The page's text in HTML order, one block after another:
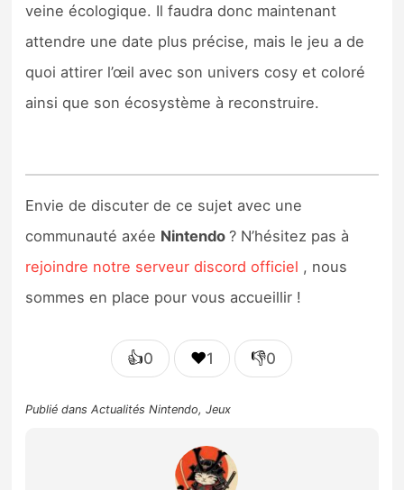
veine écologique. Il faudra donc maintenant
attendre une date plus précise, mais le jeu a de
quoi attirer l’œil avec son univers cosy et coloré
ainsi que son écosystème à reconstruire.
Envie de discuter de ce sujet avec une
communauté axée Nintendo? N’hésitez pas à
rejoindre notre serveur discord officiel , nous
sommes en place pour vous accueillir !
👍0 ❤️1 👎0
Publié dansActualités Nintendo,Jeux